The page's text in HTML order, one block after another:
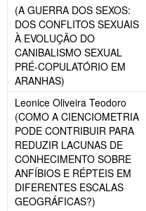
(A GUERRA DOS SEXOS:
DOS CONFLITOS SEXUAIS
À EVOLUÇÃO DO
CANIBALISMO SEXUAL
PRÉ-COPULATÓRIO EM
ARANHAS)
Leonice Oliveira Teodoro
(COMO A CIENCIOMETRIA
PODE CONTRIBUIR PARA
REDUZIR LACUNAS DE
CONHECIMENTO SOBRE
ANFÍBIOS E RÉPTEIS EM
DIFERENTES ESCALAS
GEOGRÁFICAS?)